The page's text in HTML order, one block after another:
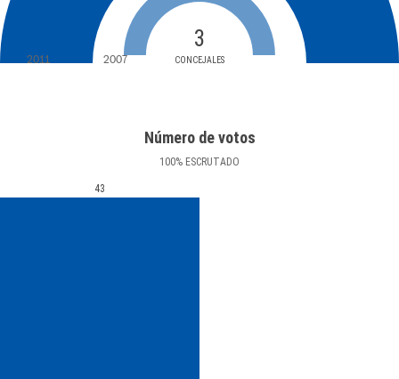
3
CONCEJALES
2011 2007
Número de votos
100% ESCRUTADO
43